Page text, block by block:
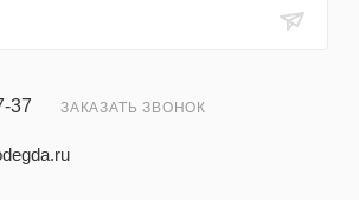
37 ЗАКАЗАТЬ ЗВОНОК